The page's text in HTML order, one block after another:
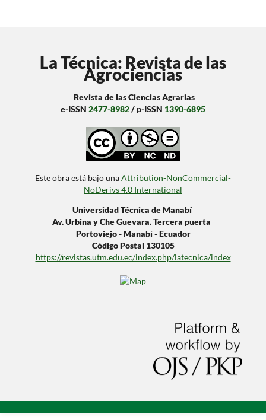
La Técnica: Revista de las
Agrociencias
Revista de las Ciencias Agrarias
e-ISSN 2477-8982/ p-ISSN 1390-6895
Este obra está bajo unaAttribution-NonCommercial-
NoDerivs 4.0 International
Universidad Técnica de Manabí
Av. Urbina y Che Guevara. Tercera puerta
Portoviejo - Manabí - Ecuador
Código Postal 130105
https://revistas.utm.edu.ec/index.php/latecnica/index